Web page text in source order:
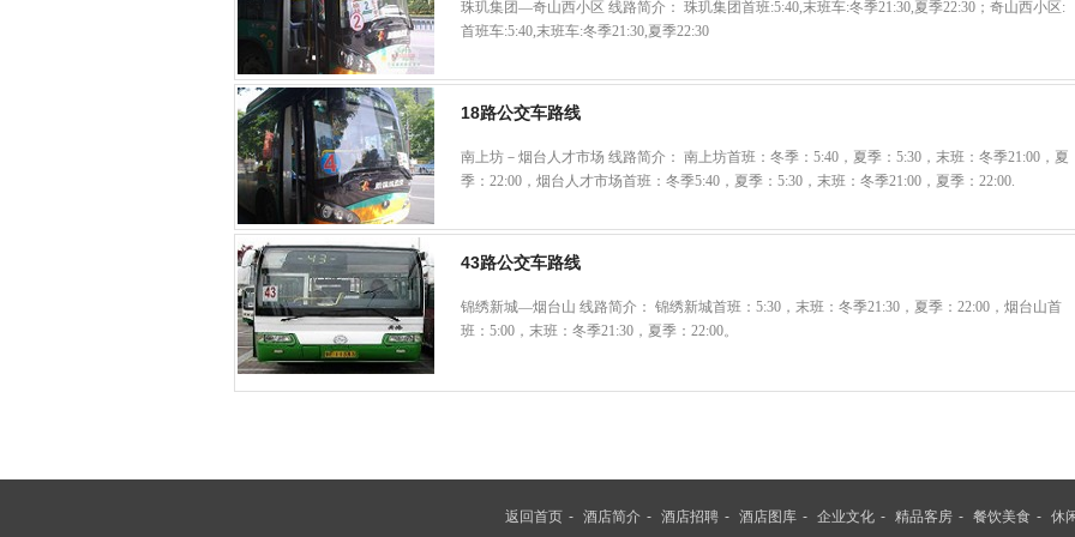
珠玑集团—奇山西小区 线路简介： 珠玑集团首班:5:40,末班车:冬季21:30,夏季22:30；奇山西小区:
首班车:5:40,末班车:冬季21:30,夏季22:30
18路公交车路线
南上坊－烟台人才市场 线路简介： 南上坊首班：冬季：5:40，夏季：5:30，末班：冬季21:00，夏
季：22:00，烟台人才市场首班：冬季5:40，夏季：5:30，末班：冬季21:00，夏季：22:00.
43路公交车路线
锦绣新城—烟台山 线路简介： 锦绣新城首班：5:30，末班：冬季21:30，夏季：22:00，烟台山首
班：5:00，末班：冬季21:30，夏季：22:00。
返回首页 - 酒店简介 - 酒店招聘 - 酒店图库 - 企业文化 - 精品客房 - 餐饮美食 - 休